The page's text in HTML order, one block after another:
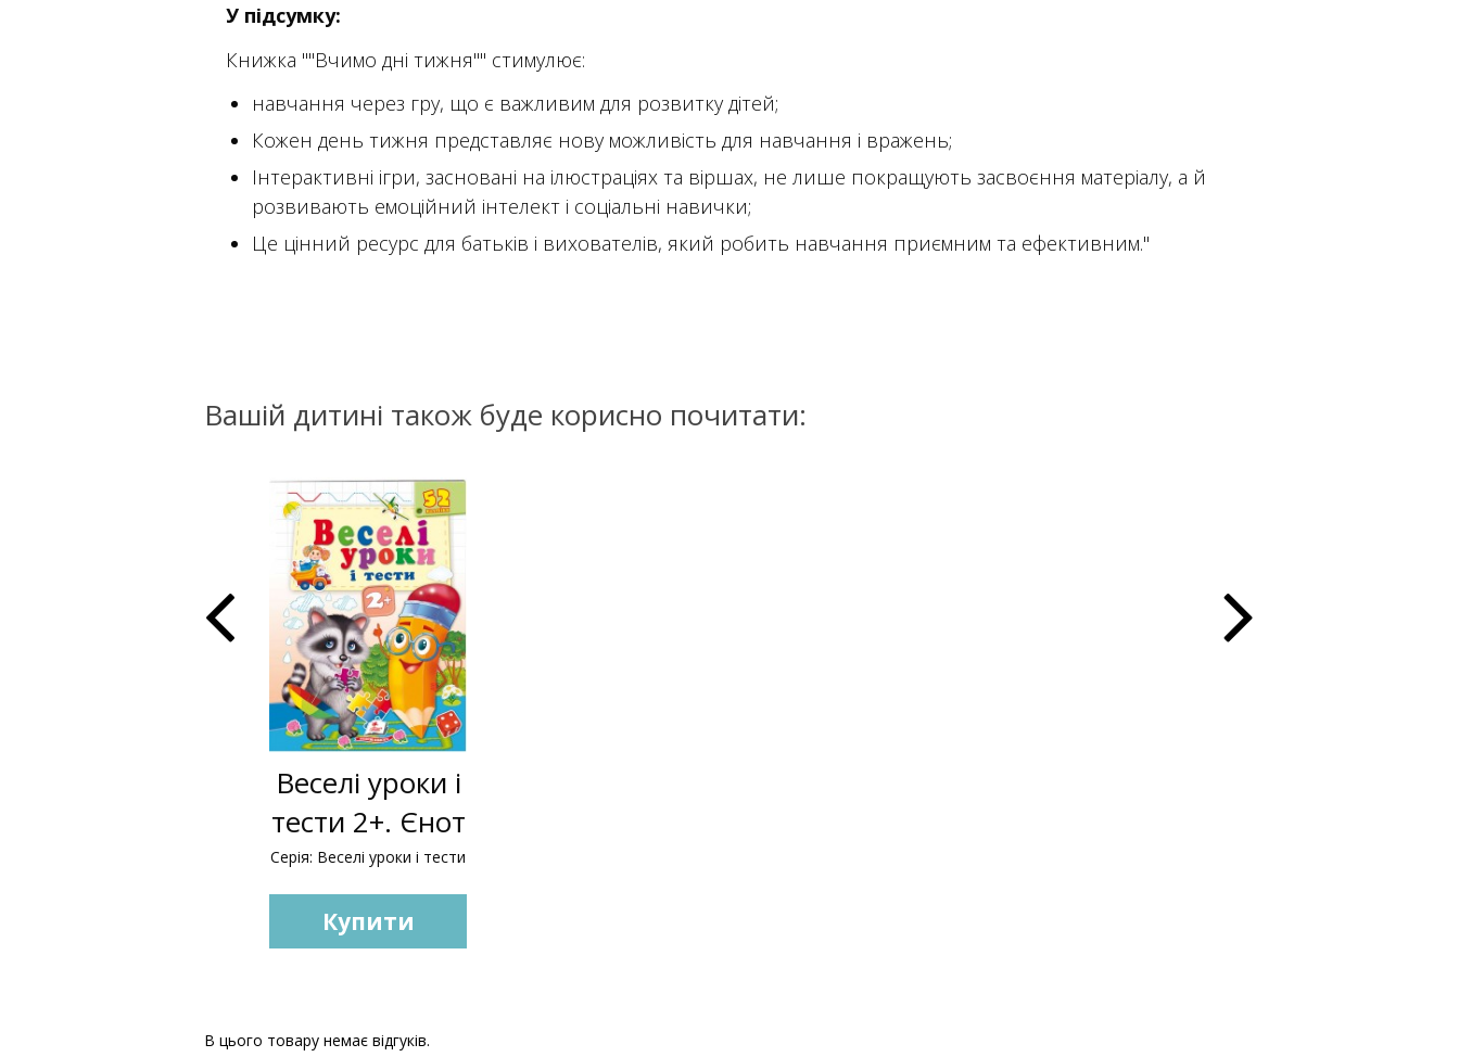
У підсумку:
Книжка ""Вчимо дні тижня"" стимулює:
навчання через гру, що є важливим для розвитку дітей;
Кожен день тижня представляє нову можливість для навчання і вражень;
Інтерактивні ігри, засновані на ілюстраціях та віршах, не лише покращують засвоєння матеріалу, а й
розвивають емоційний інтелект і соціальні навички;
Це цінний ресурс для батьків і вихователів, який робить навчання приємним та ефективним."
Вашій дитині також буде корисно почитати:
Веселі уроки і
тести 2+. Єнот
Серія: Веселі уроки і тести
Купити
В цього товару немає відгуків.